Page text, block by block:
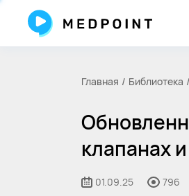
Главная Библиотека
клапанах
01.09.25 796